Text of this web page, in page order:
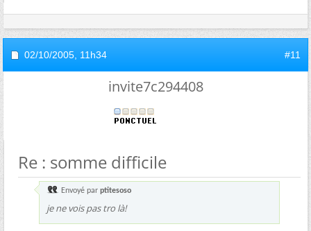
02/10/2005, 11h34 #11
invite7c294408
Re : somme difficile
Envoyé par ptitesoso
je ne vois pas tro là!